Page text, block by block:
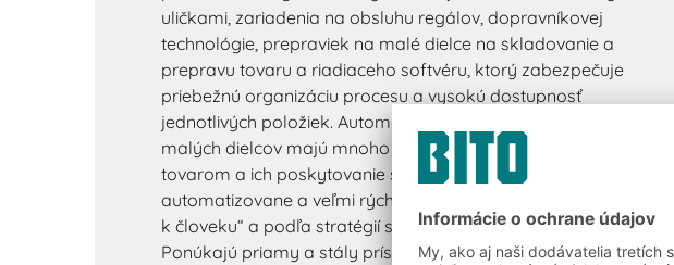
uličkami, zariadenia na obsluhu regálov, dopravníkovej
technológie, prepraviek na malé dielce na skladovanie a
prepravu tovaru a riadiaceho softvéru, ktorý zabezpečuje
priebežnú organizáciu procesu a vysokú dostupnosť
jednotlivých položiek. Automatizované systémy skladovania
malých dielcov majú mnoho výhod. Prístup ku kusovým
tovarom a ich poskytovanie sa uskutočňuje plne
automatizovane a veľmi rýchlo podľa princípu „tovar priamo
k človeku“ a podľa stratégií skladovania FIFO alebo LIFO.
Ponúkajú priamy a stály prístup ku každej položke, zvyčajne so